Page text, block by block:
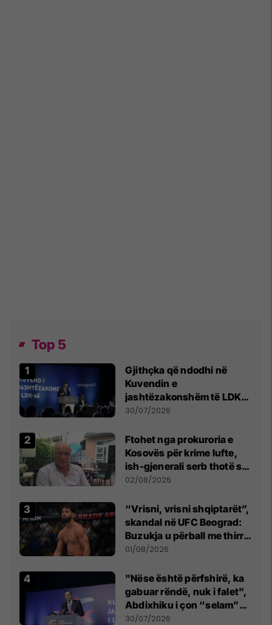
Top 5
Gjithçka që ndodhi në
Kuvendin e
jashtëzakonshëm të LDK-
së
30/07/2026
Ftohet nga prokuroria e
Kosovës për krime lufte,
ish-gjenerali serb thotë se
dikush e tradhtoi në
02/08/2026
“Vrisni, vrisni shqiptarët”,
skandal në UFC Beograd:
Buzukja u përball me thirrje
anti-shqiptare nga
01/08/2026
"Nëse është përfshirë, ka
gabuar rëndë, nuk i falet",
Abdixhiku i çon “selam”
Përparim Ramës
30/07/2026